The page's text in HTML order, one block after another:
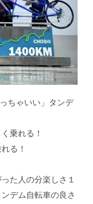
ちゃいい」タンデ
乗れる！
る！
た人の分楽しさ１
デム自転車の良さ